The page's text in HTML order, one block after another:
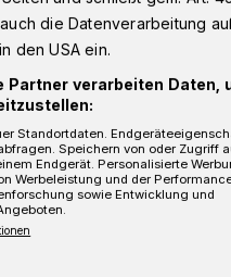
während der Corona-bedingten
gekocht. Die warmen
und ohne direkten
Shutdown betraf
die Datenverarbeitung
den USA ein.
Partner verarbeiten Daten,
Standortdaten.
Speichern von oder Zugriff
Endgerät. Personalisierte
Werbeleistung und der
sowie Entwicklung und